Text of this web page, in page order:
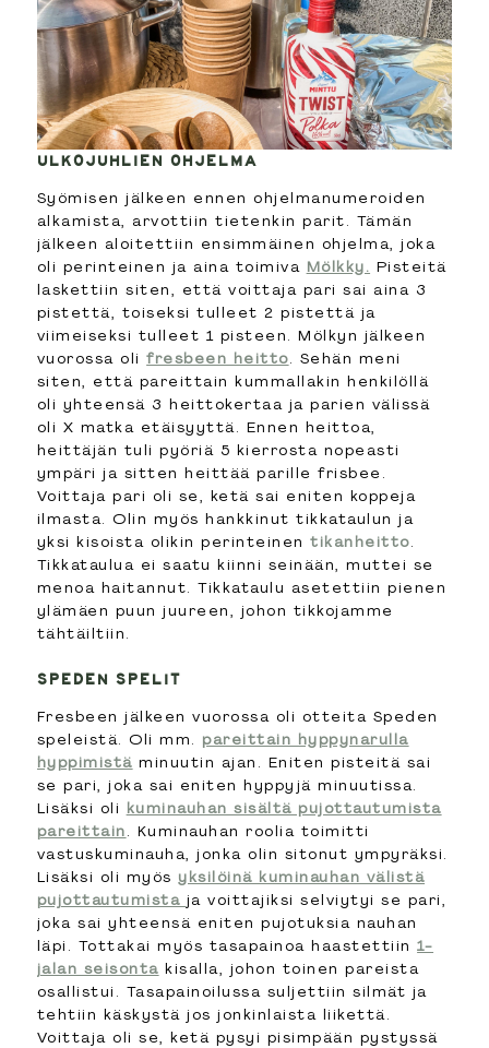
ULKOJUHLIEN OHJELMA
Syömisen jälkeen ennen ohjelmanumeroiden
alkamista, arvottiin tietenkin parit. Tämän
jälkeen aloitettiin ensimmäinen ohjelma, joka
oli perinteinen ja aina toimiva Mölkky. Pisteitä
laskettiin siten, että voittaja pari sai aina 3
pistettä, toiseksi tulleet 2 pistettä ja
viimeiseksi tulleet 1 pisteen. Mölkyn jälkeen
vuorossa olifresbeen heitto. Sehän meni
siten, että pareittain kummallakin henkilöllä
oli yhteensä 3 heittokertaa ja parien välissä
oli X matka etäisyyttä. Ennen heittoa,
heittäjän tuli pyöriä 5 kierrosta nopeasti
ympäri ja sitten heittää parille frisbee.
Voittaja pari oli se, ketä sai eniten koppeja
ilmasta. Olin myös hankkinut tikkataulun ja
yksi kisoista olikin perinteinentikanheitto.
Tikkataulua ei saatu kiinni seinään, muttei se
menoa haitannut. Tikkataulu asetettiin pienen
ylämäen puun juureen, johon tikkojamme
tähtäiltiin.
SPEDEN SPELIT
Fresbeen jälkeen vuorossa oli otteita Speden
speleistä. Oli mm. pareittain hyppynarulla
hyppimistä minuutin ajan. Eniten pisteitä sai
se pari, joka sai eniten hyppyjä minuutissa.
Lisäksi oli kuminauhan sisältä pujottautumista
pareittain. Kuminauhan roolia toimitti
vastuskuminauha, jonka olin sitonut ympyräksi.
Lisäksi oli myös yksilöinä kuminauhan välistä
pujottautumista ja voittajiksi selviytyi se pari,
joka sai yhteensä eniten pujotuksia nauhan
läpi. Tottakai myös tasapainoa haastettiin1-
jalan seisonta kisalla, johon toinen pareista
osallistui. Tasapainoilussa suljettiin silmät ja
tehtiin käskystä jos jonkinlaista liikettä.
Voittaja oli se, ketä pysyi pisimpään pystyssä